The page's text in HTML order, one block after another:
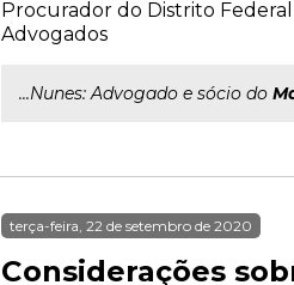
Procurador do Distrito
Advogados
...Nunes: Advogado e sócio do
terça-feira, 22 de setembro de 2020
Considerações